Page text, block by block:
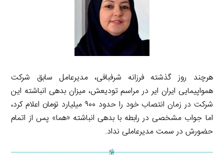
هرچند روز گذشته فرزانه شرفبافی، مدیرعامل سابق شرکت
همواپیمایی ایران ایر در مراسم تودیعش، میزان بدهی انباشته این
شرکت در زمان انتصاب خود را حدود ۹۰۰ میلیارد تومان اعلام کرد،
اما جواب مشخصی در رابطه با بدهی انباشته «هما» پس از اتمام
حضورش در سمت مدیرعاملی نداد.